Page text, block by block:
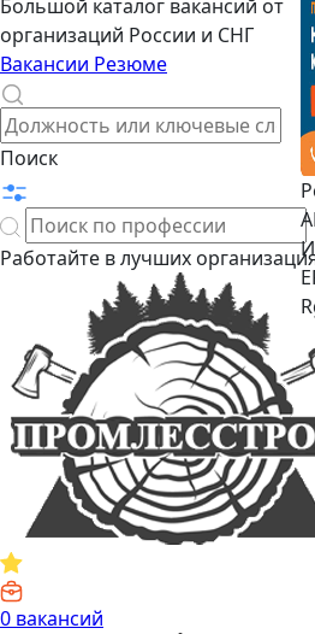
Большой каталог вакансий от
организаций России и СНГ
Вакансии Резюме
Поиск
Работайте в лучших
0 вакансий